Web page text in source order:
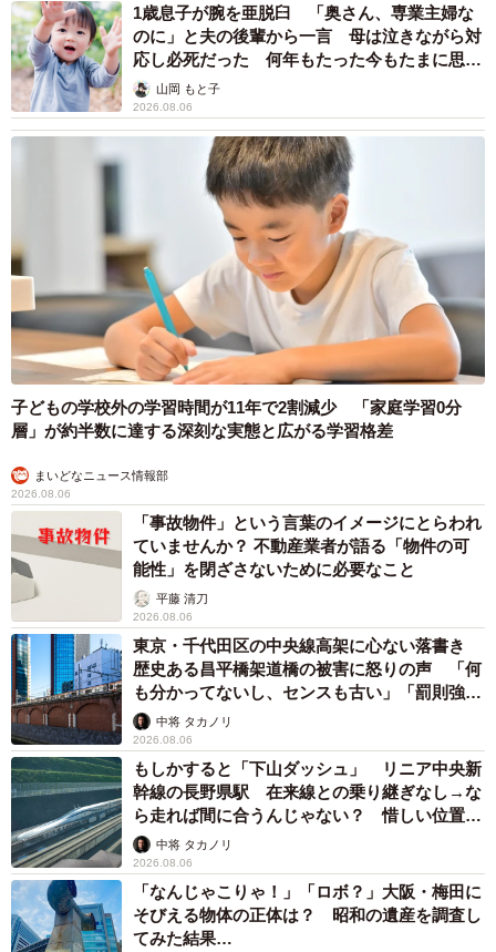
1歳息子が腕を亜脱臼 「奥さん、専業主婦な
のに」と夫の後輩から一言 母は泣きながら対
応し必死だった 何年もたった今もたまに思い
出し…山岡 もと子
2026.08.06
子どもの学校外の学習時間が11年で2割減少 「家庭学習0分
層」が約半数に達する深刻な実態と広がる学習格差
まいどなニュース情報部
2026.08.06
「事故物件」という言葉のイメージにとらわれ
ていませんか？ 不動産業者が語る「物件の可
能性」を閉ざさないために必要なこと
平藤 清刀
2026.08.06
東京・千代田区の中央線高架に心ない落書き
歴史ある昌平橋架道橋の被害に怒りの声 「何
も分かってないし、センスも古い」「罰則強化
して」中将 タカノリ
2026.08.06
もしかすると「下山ダッシュ」 リニア中央新
幹線の長野県駅 在来線との乗り継ぎなし→な
ら走れば間に合うんじゃない？ 惜しい位置関
係が反響
中将 タカノリ
2026.08.06
「なんじゃこりゃ！」「ロボ？」大阪・梅田に
そびえる物体の正体は？ 昭和の遺産を調査し
てみた結果…